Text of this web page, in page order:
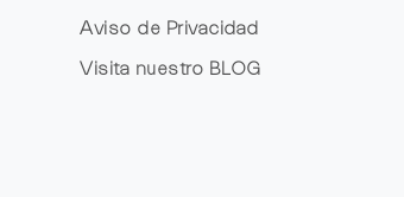
Aviso de Privacidad
Visita nuestro BLOG